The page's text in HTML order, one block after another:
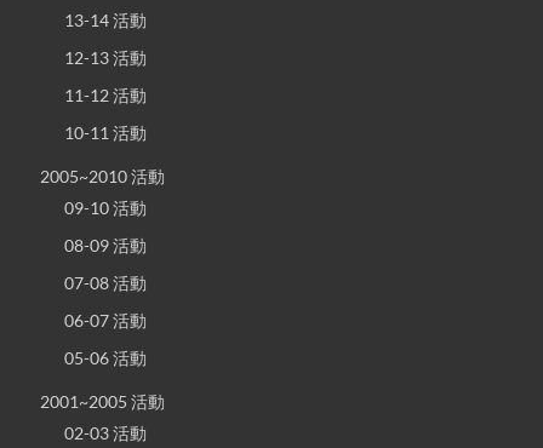
13-14 活動
12-13 活動
11-12 活動
10-11 活動
2005~2010 活動
09-10 活動
08-09 活動
07-08 活動
06-07 活動
05-06 活動
2001~2005 活動
02-03 活動